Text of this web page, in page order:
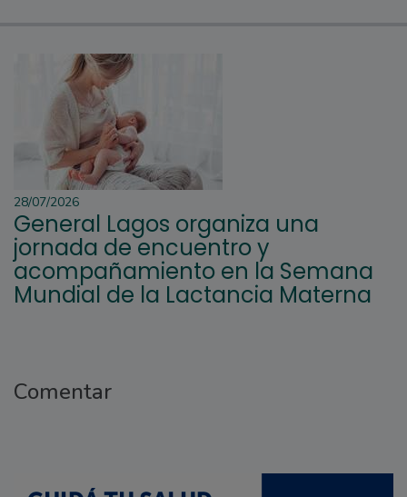
28/07/2026
General Lagos organiza una
jornada de encuentro y
acompañamiento en la Semana
Mundial de la Lactancia Materna
Comentar